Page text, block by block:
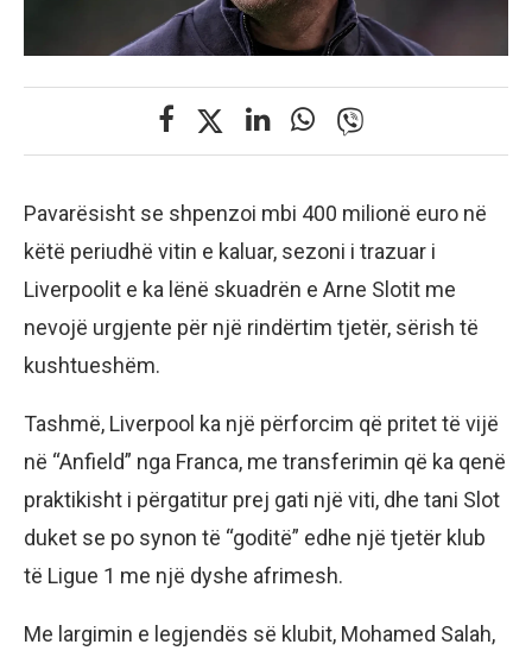
Pavarësisht se shpenzoi mbi 400 milionë euro në
këtë periudhë vitin e kaluar, sezoni i trazuar i
Liverpoolit e ka lënë skuadrën e Arne Slotit me
nevojë urgjente për një rindërtim tjetër, sërish të
kushtueshëm.
Tashmë, Liverpool ka një përforcim që pritet të vijë
në “Anfield” nga Franca, me transferimin që ka qenë
praktikisht i përgatitur prej gati një viti, dhe tani Slot
duket se po synon të “goditë” edhe një tjetër klub
të Ligue 1 me një dyshe afrimesh.
Me largimin e legjendës së klubit, Mohamed Salah,